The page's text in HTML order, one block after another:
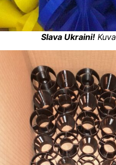
Slava Ukraini!